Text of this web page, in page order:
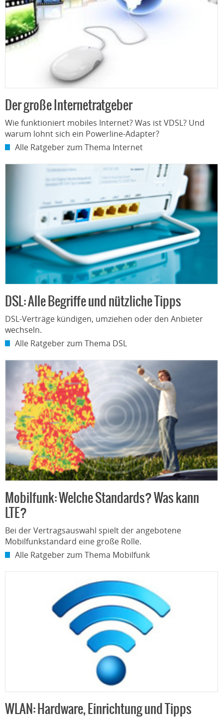
Der große Internetratgeber
Wie funktioniert mobiles Internet? Was ist VDSL? Und
warum lohnt sich ein Powerline-Adapter?
Alle Ratgeber zum Thema Internet
DSL: Alle Begriffe und nützliche Tipps
DSL-Verträge kündigen, umziehen oder den Anbieter
wechseln.
Alle Ratgeber zum Thema DSL
Mobilfunk: Welche Standards? Was kann
LTE?
Bei der Vertragsauswahl spielt der angebotene
Mobilfunkstandard eine große Rolle.
Alle Ratgeber zum Thema Mobilfunk
WLAN: Hardware, Einrichtung und Tipps